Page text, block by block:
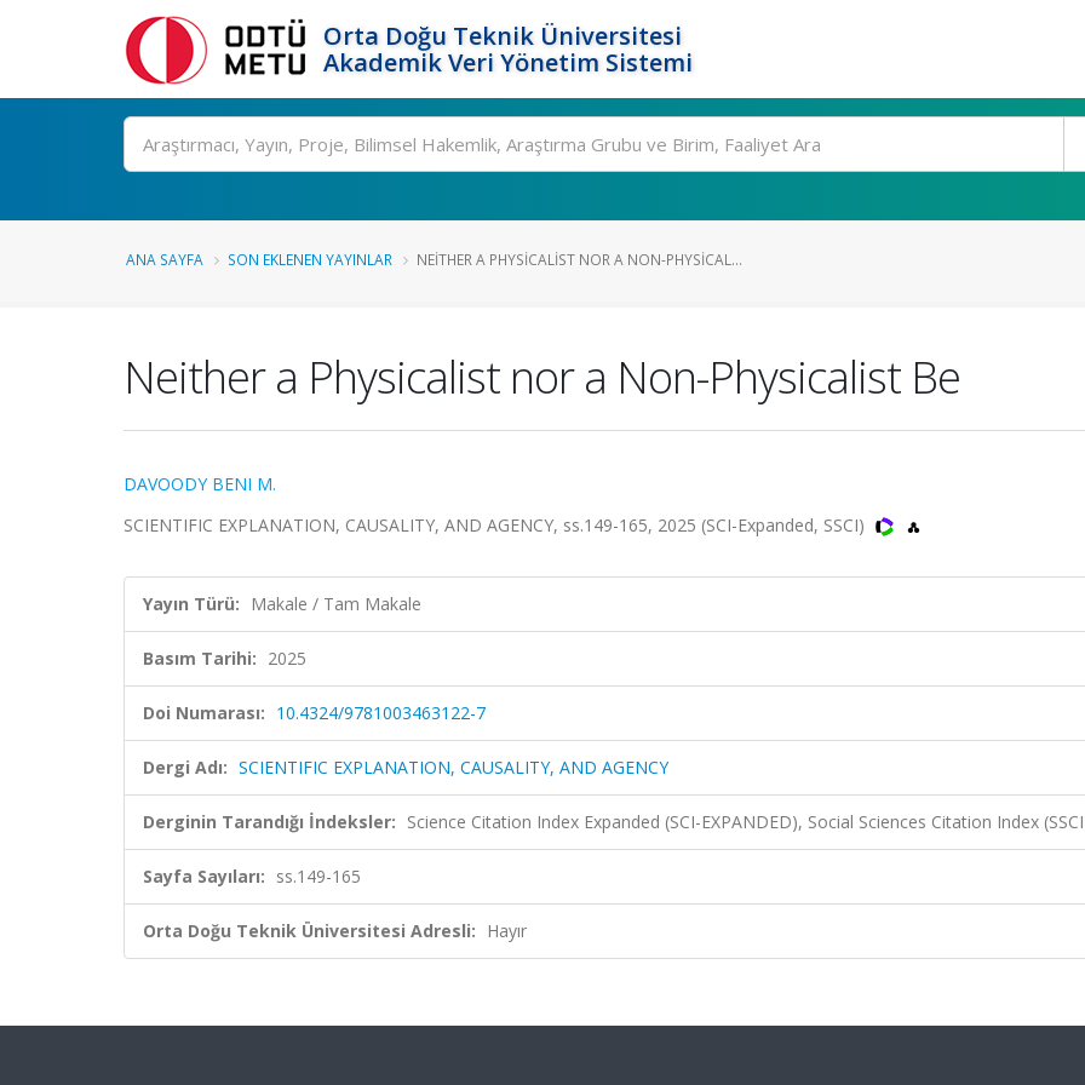
Orta Doğu Teknik Üniversitesi
Akademik Veri Yönetim Sistemi
Ara
ANA SAYFA SON EKLENEN YAYINLAR NEITHER A PHYSICALIST NOR A NON-PHYSICAL...
Neither a Physicalist nor a Non-Physicalist Be
DAVOODY BENI M.
SCIENTIFIC EXPLANATION, CAUSALITY, AND AGENCY, ss.149-165, 2025 (SCI-Expanded, SSCI)
Yayın Türü: Makale / Tam Makale
Basım Tarihi: 2025
Doi Numarası: 10.4324/9781003463122-7
Dergi Adı: SCIENTIFIC EXPLANATION, CAUSALITY, AND AGENCY
Derginin Tarandığı İndeksler: Science Citation Index Expanded (SCI-EXPANDED), Social Sciences Citation Index
Sayfa Sayıları: ss.149-165
Orta Doğu Teknik Üniversitesi Adresli: Hayır